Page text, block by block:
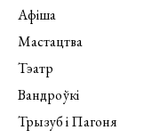
Афіша
Мастацтва
Тэатр
Вандроўкі
Трызуб і Пагоня